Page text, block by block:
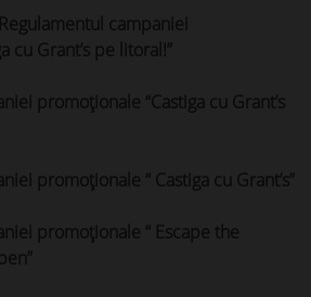
campaniei
cu Grant’s pe litoral!”
promoționale “Castiga cu Grant’s
promoționale “ Castiga cu Grant’s”
promoționale “ Escape the